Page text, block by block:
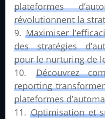
plateformes
révolutionnent la
Maximiser
des stratégies
pour le nurturing de
Découvrez
reporting
plateformes
Optimisation et